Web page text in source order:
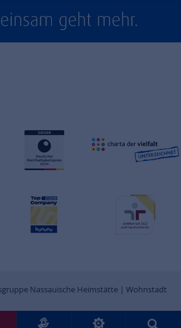
Nassauische Heimstätte | Wohnstadt